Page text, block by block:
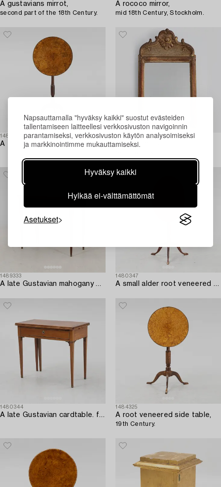
Napsauttamalla "hyväksy kaikki" suostut evästeiden
tallentamiseen laitteellesi verkkosivuston navigoinnin
parantamiseksi, verkkosivuston käytön analysoimiseksi
ja markkinointimme mukauttamiseksi.
Hyväksy kaikki
Hylkää ei-välttämättömät
Asetukset
A gustavians mirrot,
second part of the 18th Century.
A rococo mirror,
mid 18th Century, Stockholm.
1480373
A tilt top table by Jacob Sjölin (1767-1785).
1480403
A table mirror,
1489333
A late Gustavian mahogany game table first half of the 19th century.
1480347
A small alder root veneered tilt top table by Lars Eric Lindell (1818-1843).
1480344
A late Gustavian cardtable. from around the year 1800-.
1484325
A root veneered side table,
19th Century.